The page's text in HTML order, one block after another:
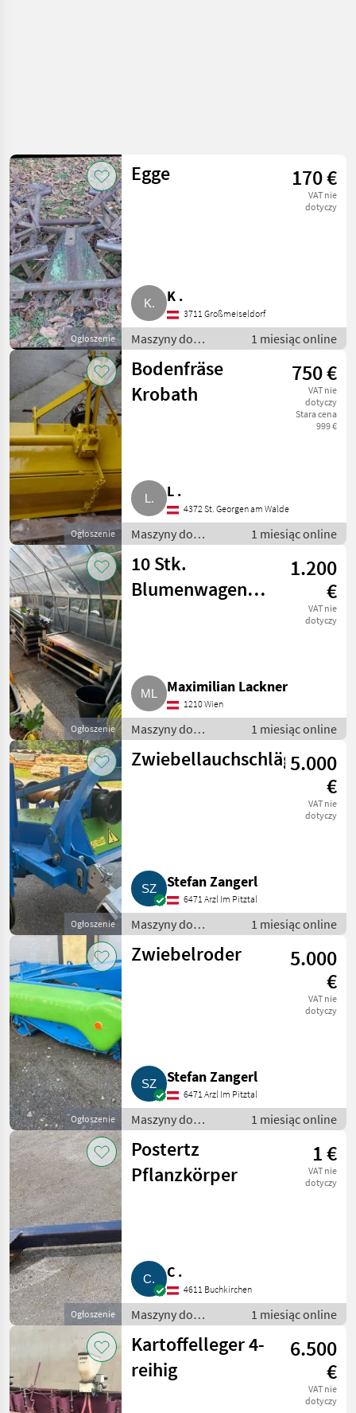
Ogłoszenie
Egge 170 €
VAT nie
dotyczy
K .
3711 Großmeiseldorf
Maszyny do
warzywnictwa /
Inne maszyny do
warzywnictwa
1 miesiąc online
Ogłoszenie
Bodenfräse
Krobath
750 €
VAT nie
dotyczy
Stara cena
999 €
L .
4372 St. Georgen am Walde
Maszyny do
warzywnictwa /
Inne maszyny do
warzywnictwa
1 miesiąc online
Ogłoszenie
10 Stk.
Blumenwagen
1.200
€
VAT nie
dotyczy
Maximilian Lackner
1210 Wien
Maszyny do
warzywnictwa /
Inne maszyny do
1 miesiąc online
Ogłoszenie
Zwiebellauchschlägler5.000
€
VAT nie
dotyczy
Stefan Zangerl
6471 Arzl Im Pitztal
Maszyny do
warzywnictwa /
Inne maszyny do
1 miesiąc online
Ogłoszenie
Zwiebelroder
5.000
€
VAT nie
dotyczy
Stefan Zangerl
6471 Arzl Im Pitztal
Maszyny do
warzywnictwa /
Inne maszyny do
warzywnictwa
1 miesiąc online
Ogłoszenie
Postertz
Pflanzkörper
1 €
VAT nie
dotyczy
C .
4611 Buchkirchen
Maszyny do
warzywnictwa /
Inne maszyny do
warzywnictwa
1 miesiąc online
Kartoffelleger 4-
reihig
6.500
€
VAT nie
dotyczy